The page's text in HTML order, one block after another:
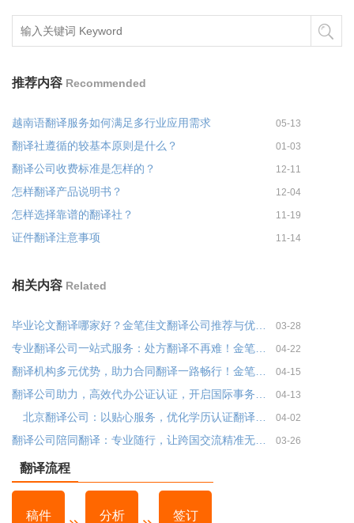
推荐内容 Recommended
越南语翻译服务如何满足多行业应用需求 05-13
翻译社遵循的较基本原则是什么？ 01-03
翻译公司收费标准是怎样的？ 12-11
怎样翻译产品说明书？ 12-04
怎样选择靠谱的翻译社？ 11-19
证件翻译注意事项 11-14
相关内容 Related
03-28
04-22
04-15
04-13
04-02
03-26
翻译流程
稿件
分析
签订